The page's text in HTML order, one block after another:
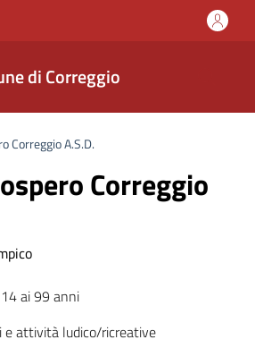
di Correggio
Correggio A.S.D.
Correggio
ai 99 anni
attività ludico/ricreative